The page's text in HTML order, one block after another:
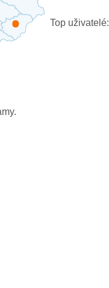
Top uživatelé: